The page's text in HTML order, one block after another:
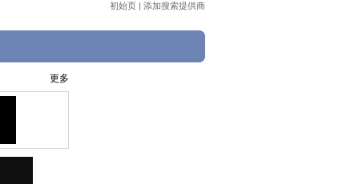
初始页 | 添加搜索提供商
更多